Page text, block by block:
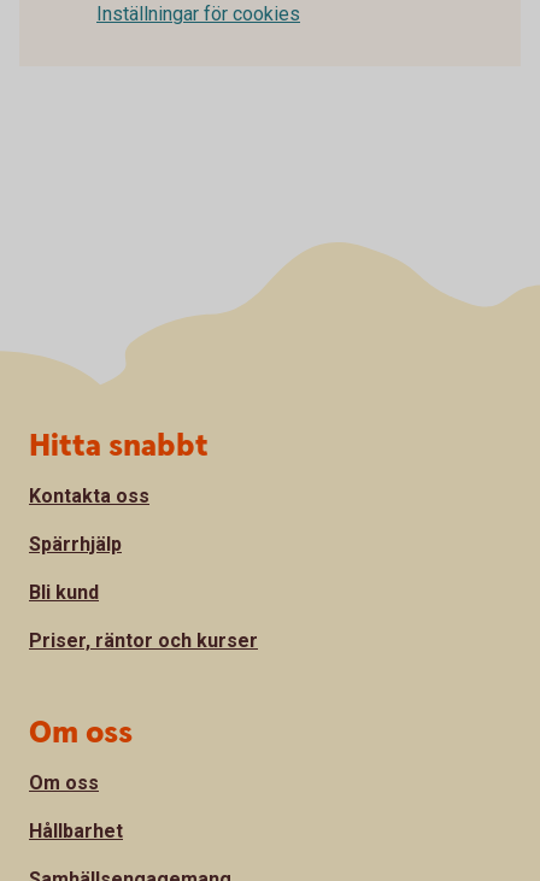
Inställningar för cookies
Sidfot
Hitta snabbt
Kontakta oss
Spärrhjälp
Bli kund
Priser, räntor och kurser
Om oss
Om oss
Hållbarhet